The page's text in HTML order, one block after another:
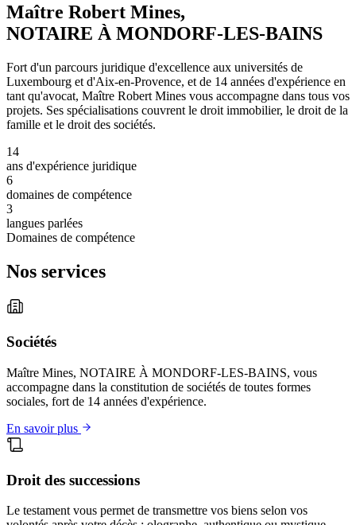
Maître Robert Mines,
NOTAIRE À MONDORF-LES-BAINS
Fort d'un parcours juridique d'excellence aux universités de
Luxembourg et d'Aix-en-Provence, et de 14 années d'expérience en
tant qu'avocat, Maître Robert Mines vous accompagne dans tous vos
projets. Ses spécialisations couvrent le droit immobilier, le droit de la
famille et le droit des sociétés.
14
ans d'expérience juridique
6
domaines de compétence
3
langues parlées
Domaines de compétence
Nos services
Sociétés
Maître Mines, NOTAIRE À MONDORF-LES-BAINS, vous
accompagne dans la constitution de sociétés de toutes formes
sociales, fort de 14 années d'expérience.
En savoir plus
Droit des successions
Le testament vous permet de transmettre vos biens selon vos